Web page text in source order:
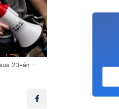
23-án –